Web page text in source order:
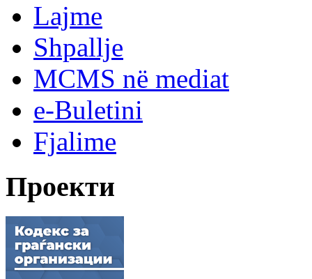
Lajme
Shpallje
MCMS në mediat
e-Buletini
Fjalime
Проекти